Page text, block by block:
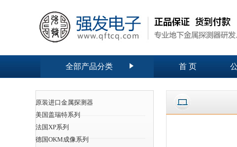
全部产品分类 首 页
原装进口金属探测器
美国盖瑞特系列
法国XP系列
德国OKM成像系列